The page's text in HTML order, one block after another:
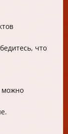
что
можно